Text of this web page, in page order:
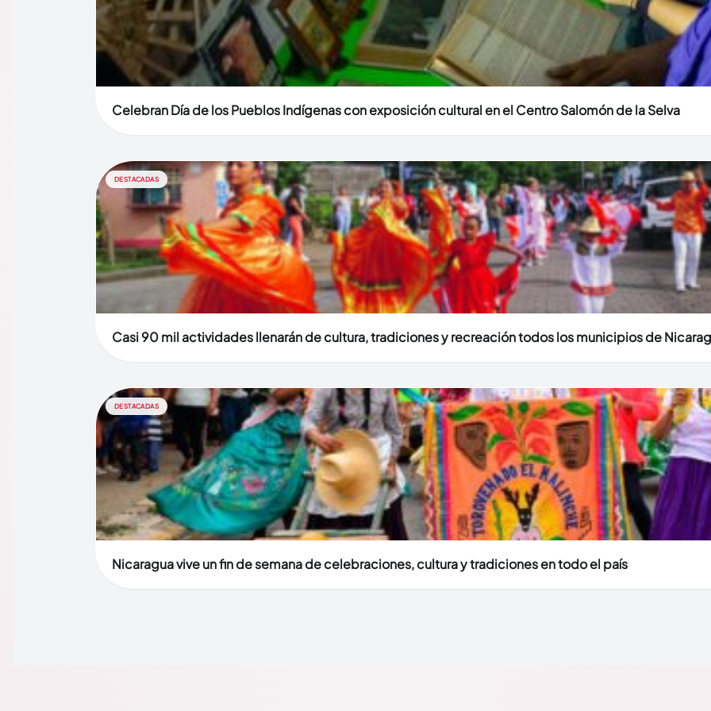
Celebran Día de los Pueblos Indígenas con exposición cultural en el Centro Salomón de la Selva
DESTACADAS
Casi 90 mil actividades llenarán de cultura, tradiciones y recreación todos los municipios de
DESTACADAS
Nicaragua vive un fin de semana de celebraciones, cultura y tradiciones en todo el país